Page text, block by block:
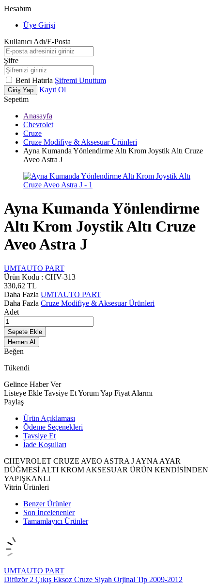
Hesabım
Üye Girişi
Kullanıcı Adı/E-Posta
Şifre
Beni Hatırla Şifremi Unuttum
Giriş Yap
Kayıt Ol
Sepetim
Anasayfa
Chevrolet
Cruze
Cruze Modifiye & Aksesuar Ürünleri
Ayna Kumanda Yönlendirme Altı Krom Joystik Altı Cruze
Aveo Astra J
Ayna Kumanda Yönlendirme
Altı Krom Joystik Altı Cruze
Aveo Astra J
UMTAUTO PART
Ürün Kodu : CHV-313
330,62 TL
Daha Fazla UMTAUTO PART
Daha Fazla Cruze Modifiye & Aksesuar Ürünleri
Adet
Sepete Ekle
Hemen Al
Beğen
Tükendi
Gelince Haber Ver
Listeye Ekle Tavsiye EtYorum Yap Fiyat Alarmı
Paylaş
Ürün Açıklaması
Ödeme Seçenekleri
Tavsiye Et
İade Koşulları
CHEVROLET CRUZE AVEO ASTRA J AYNA AYAR
DÜĞMESİ ALTI KROM AKSESUAR ÜRÜN KENDİSİNDEN
YAPIŞKANLI
Vitrin Ürünleri
Benzer Ürünler
Son İncelenenler
Tamamlayıcı Ürünler
UMTAUTO PART
Difüzör 2 Çıkış Eksoz Cruze Siyah Orjinal Tip 2009-2012